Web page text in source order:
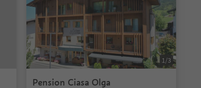
1/3
Pension Ciasa Olga